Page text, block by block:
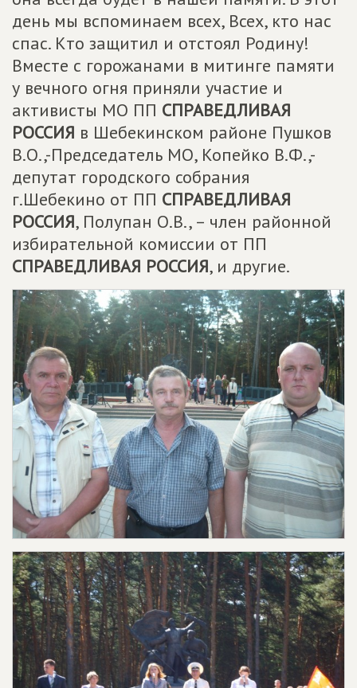
день мы вспоминаем всех, Всех, кто нас
спас. Кто защитил и отстоял Родину!
Вместе с горожанами в митинге памяти
у вечного огня приняли участие и
активисты МО ПП СПРАВЕДЛИВАЯ
РОССИЯ в Шебекинском районе Пушков
В.О.,-Председатель МО, Копейко В.Ф.,-
депутат городского собрания
г.Шебекино от ПП СПРАВЕДЛИВАЯ
РОССИЯ, Полупан О.В., – член районной
избирательной комиссии от ПП
СПРАВЕДЛИВАЯ РОССИЯ, и другие.